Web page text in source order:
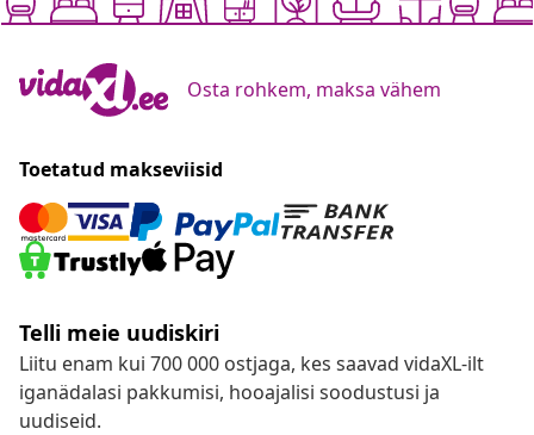
Osta rohkem, maksa vähem
Toetatud makseviisid
Telli meie uudiskiri
Liitu enam kui 700 000 ostjaga, kes saavad vidaXL-ilt
iganädalasi pakkumisi, hooajalisi soodustusi ja
uudiseid.